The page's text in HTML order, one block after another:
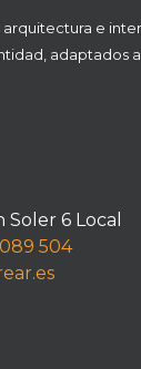
arquitectura e
adaptados
6 Local
504